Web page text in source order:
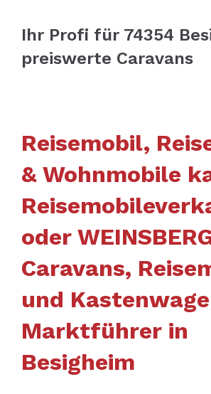
Ihr Profi für 74354
preiswerte Caravans
Reisemobil,
& Wohnmobile
oder
Caravans,
und
Marktführer in
Besigheim